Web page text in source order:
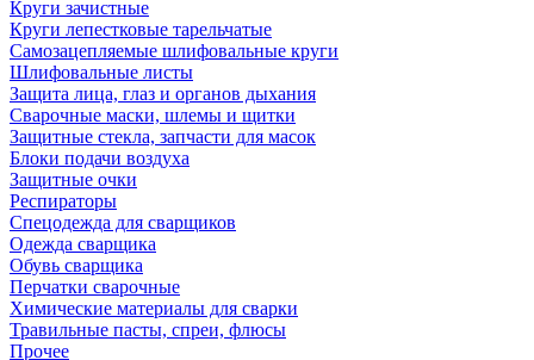
Круги зачистные
Круги лепестковые тарельчатые
Самозацепляемые шлифовальные круги
Шлифовальные листы
Защита лица, глаз и органов дыхания
Сварочные маски, шлемы и щитки
Защитные стекла, запчасти для масок
Блоки подачи воздуха
Защитные очки
Респираторы
Спецодежда для сварщиков
Одежда сварщика
Обувь сварщика
Перчатки сварочные
Химические материалы для сварки
Травильные пасты, спреи, флюсы
Прочее